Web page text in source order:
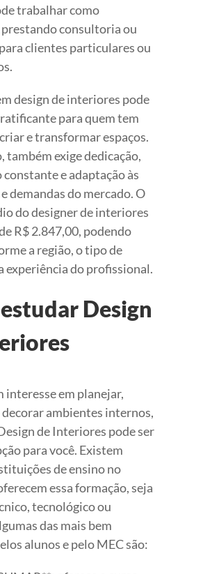
trabalhar como
consultoria ou
clientes particulares ou
design de interiores pode
para quem tem
e transformar espaços.
também exige dedicação,
e adaptação às
demandas do mercado. O
do designer de interiores
R$ 2.847,00, podendo
a região, o tipo de
experiência do profissional.
Design
interesse em planejar,
ambientes internos,
de Interiores pode ser
para você. Existem
de ensino no
essa formação, seja
tecnológico ou
das mais bem
alunos e pelo MEC são: